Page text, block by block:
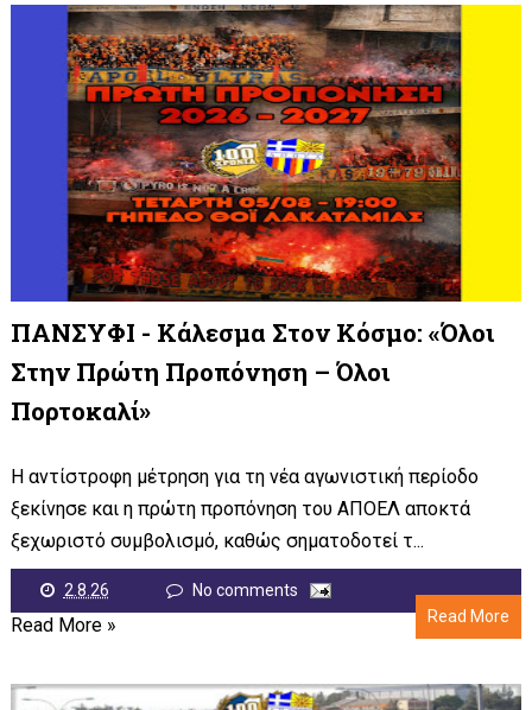
ΠΑΝΣΥΦΙ - Κάλεσμα Στον Κόσμο: «Όλοι
Στην Πρώτη Προπόνηση – Όλοι
Πορτοκαλί»
Η αντίστροφη μέτρηση για τη νέα αγωνιστική περίοδο
ξεκίνησε και η πρώτη προπόνηση του ΑΠΟΕΛ αποκτά
ξεχωριστό συμβολισμό, καθώς σηματοδοτεί τ...
2.8.26
No comments
Read More
Read More »